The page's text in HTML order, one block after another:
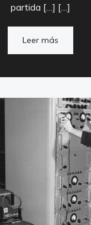
partida […] […]
Leer más